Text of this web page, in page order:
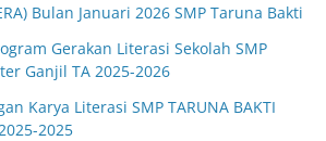
Bulan Januari 2026 SMP Taruna Bakti
Gerakan Literasi Sekolah SMP
Ganjil TA 2025-2026
Karya Literasi SMP TARUNA BAKTI
2025